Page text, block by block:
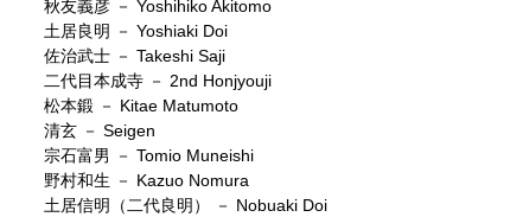
秋友義彦 － Yoshihiko Akitomo
土居良明 － Yoshiaki Doi
佐治武士 － Takeshi Saji
二代目本成寺 － 2nd Honjyouji
松本鍛 － Kitae Matumoto
清玄 － Seigen
宗石富男 － Tomio Muneishi
野村和生 － Kazuo Nomura
土居信明（二代良明） － Nobuaki Doi